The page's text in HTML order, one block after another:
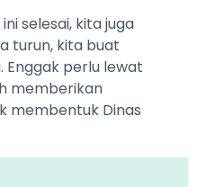
selesai, kita juga
turun, kita buat
Enggak perlu lewat
memberikan
membentuk Dinas